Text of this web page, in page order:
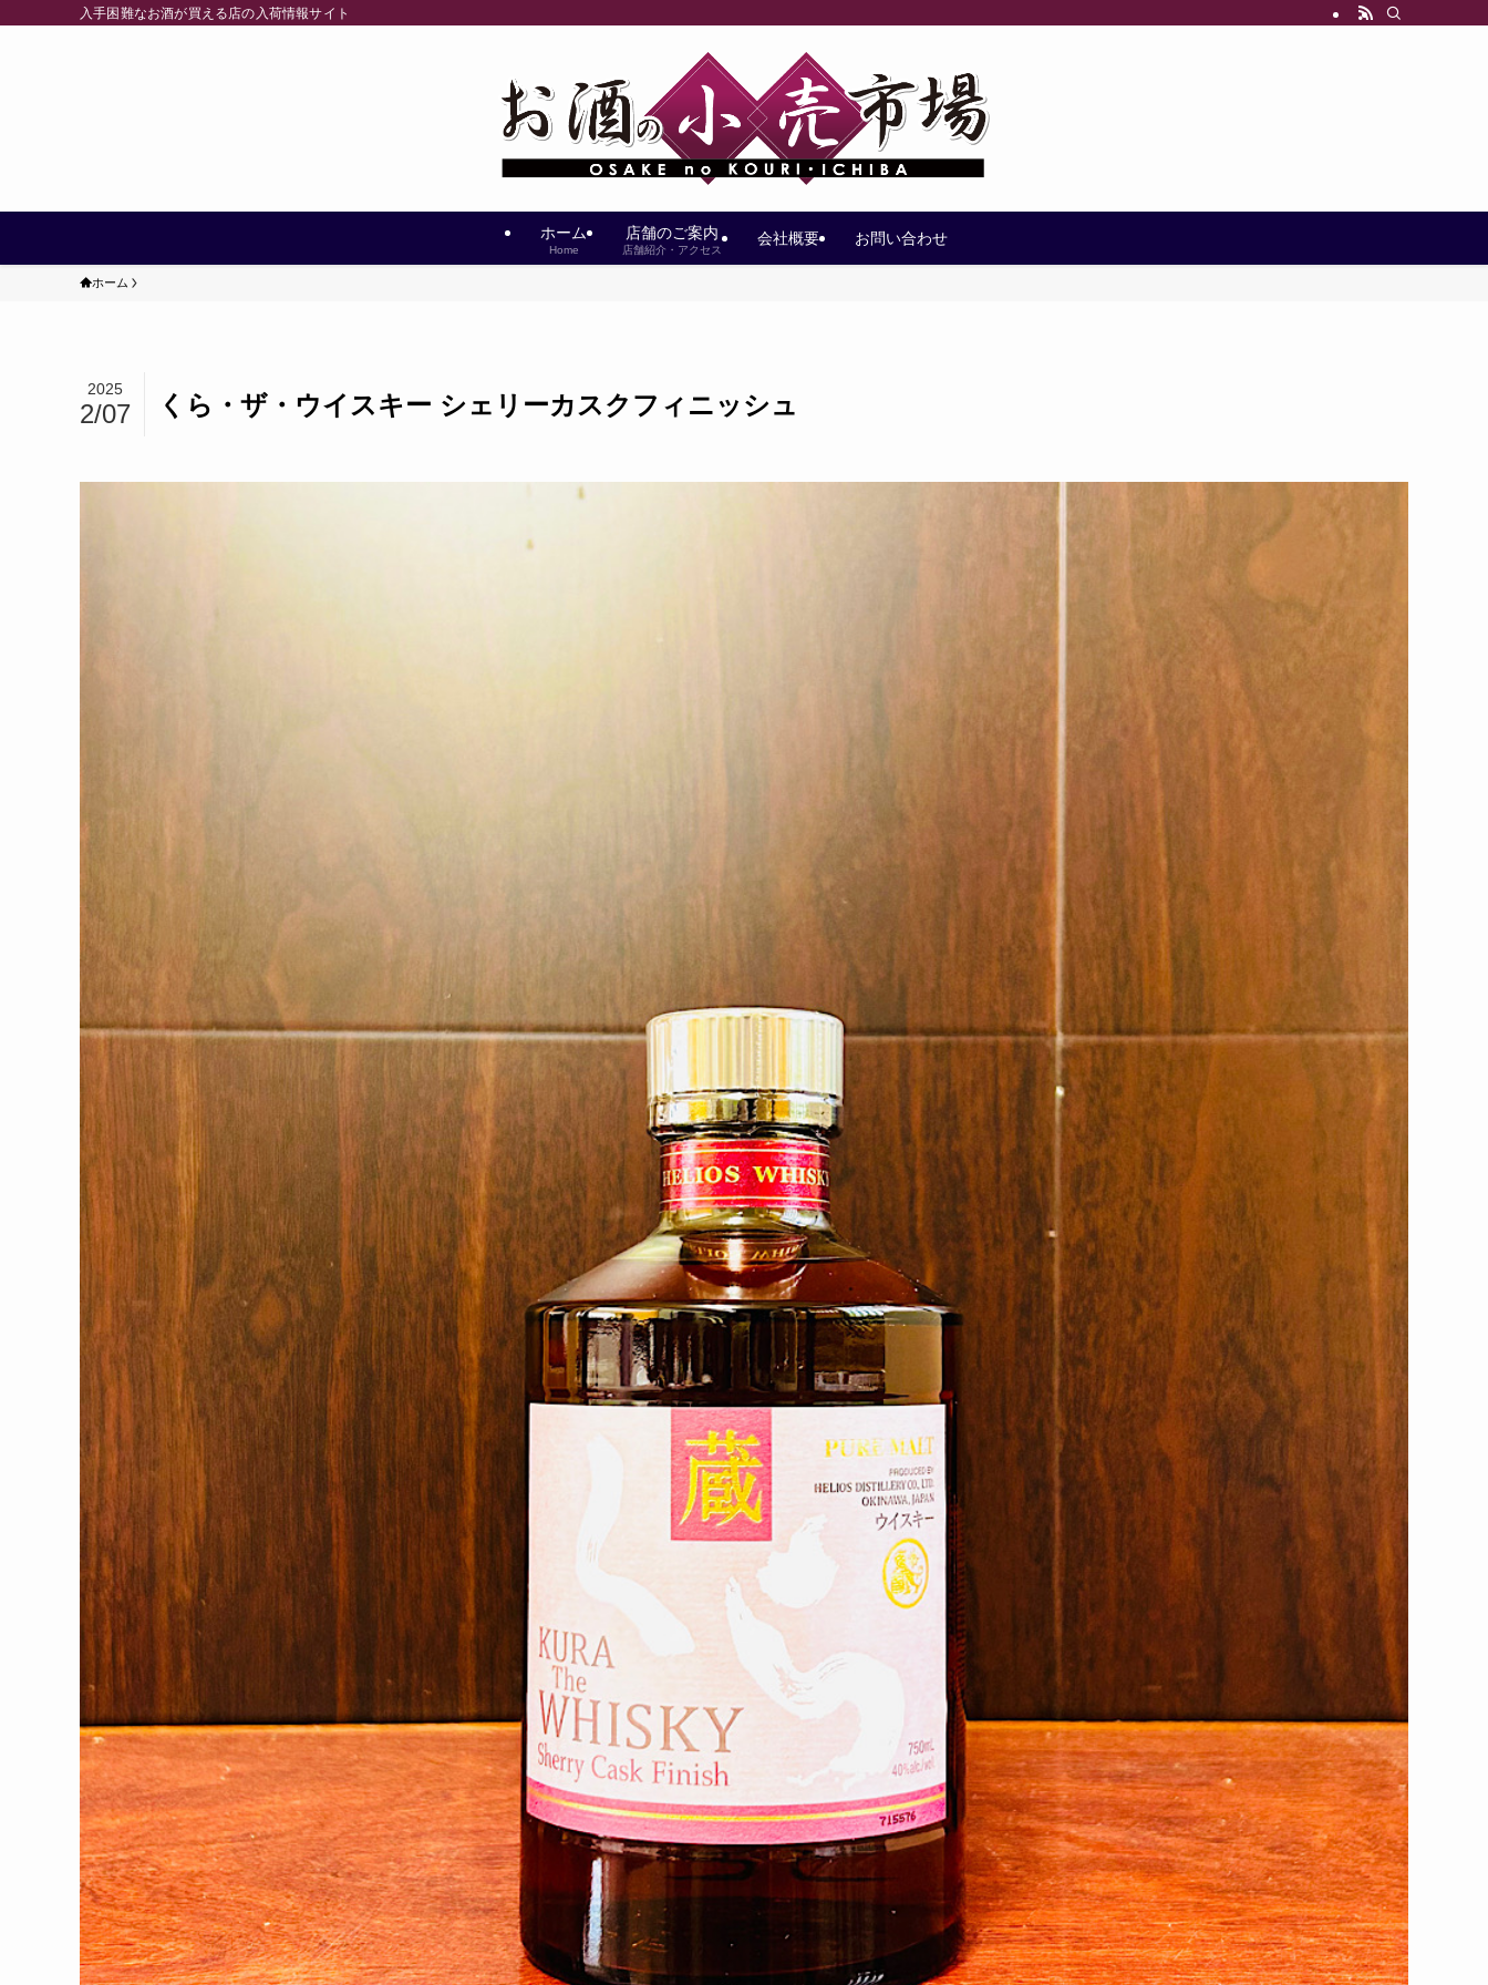
入手困難なお酒が買える店の入荷情報サイト
ホーム
Home
店舗のご案内
店舗紹介・アクセス
会社概要 お問い合わせ
ホーム
くら・ザ・ウイスキー シェリーカスクフィニッシュ
2025
2/07